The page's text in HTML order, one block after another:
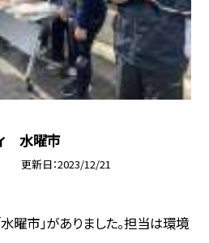
水曜市
更新日 2023/12/21
水曜市」がありました。担当は環境